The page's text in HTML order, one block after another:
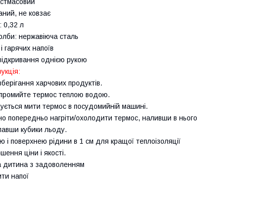
не ковзає
0,32 л
нержавіюча сталь
напоїв
однією рукою
харчових продуктів.
термос теплою водою.
мити термос в посудомийній машині.
попередньо нагріти/охолодити термос, наливши в нього
кубики льоду.
поверхнею рідини в 1 см для кращої теплоізоляції
ціни і якості.
дитина з задоволенням
напої